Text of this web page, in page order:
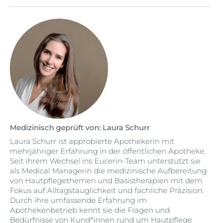
Medizinisch geprüft von: Laura Schurr
Laura Schurr ist approbierte Apothekerin mit
mehrjähriger Erfahrung in der öffentlichen Apotheke.
Seit ihrem Wechsel ins Eucerin-Team unterstützt sie
als Medical Managerin die medizinische Aufbereitung
von Hautpflegethemen und Basistherapien mit dem
Fokus auf Alltagstauglichkeit und fachliche Präzision.
Durch ihre umfassende Erfahrung im
Apothekenbetrieb kennt sie die Fragen und
Bedürfnisse von Kund*innen rund um Hautpflege